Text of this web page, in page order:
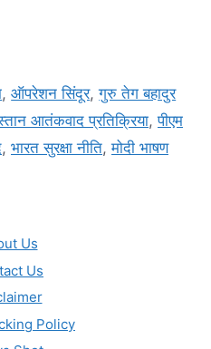
t
e
n
g
a
g
e
a
m
d
s
,ऑपरेशन सिंदूर,गुरु तेग बहादुर
आतंकवाद प्रतिक्रिया,पीएम
, भारत सुरक्षा नीति,मोदी भाषण
Us
Us
Policy